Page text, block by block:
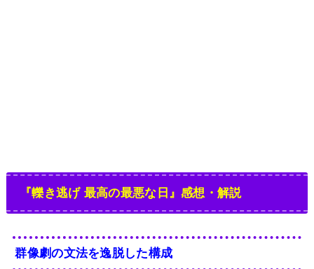
『轢き逃げ 最高の最悪な日』感想・解説
群像劇の文法を逸脱した構成